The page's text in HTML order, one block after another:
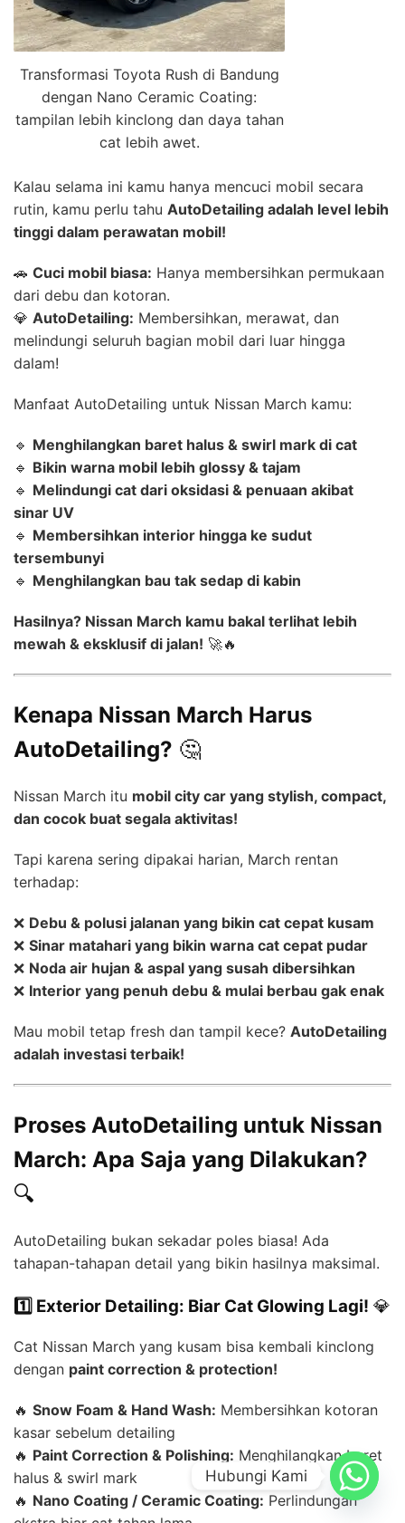
Transformasi Toyota Rush di Bandung
dengan Nano Ceramic Coating:
tampilan lebih kinclong dan daya tahan
cat lebih awet.
Kalau selama ini kamu hanya mencuci mobil secara
rutin, kamu perlu tahu AutoDetailing adalah level lebih
tinggi dalam perawatan mobil!
🚗 Cuci mobil biasa: Hanya membersihkan permukaan
dari debu dan kotoran.
💎 AutoDetailing: Membersihkan, merawat, dan
melindungi seluruh bagian mobil dari luar hingga
dalam!
Manfaat AutoDetailing untuk Nissan March kamu:
🔹 Menghilangkan baret halus & swirl mark di cat
🔹 Bikin warna mobil lebih glossy & tajam
🔹 Melindungi cat dari oksidasi & penuaan akibat
sinar UV
🔹 Membersihkan interior hingga ke sudut
tersembunyi
🔹 Menghilangkan bau tak sedap di kabin
Hasilnya? Nissan March kamu bakal terlihat lebih
mewah & eksklusif di jalan! 🚀🔥
Kenapa Nissan March Harus
AutoDetailing? 🤔
Nissan March itu mobil city car yang stylish, compact,
dan cocok buat segala aktivitas!
Tapi karena sering dipakai harian, March rentan
terhadap:
❌ Debu & polusi jalanan yang bikin cat cepat kusam
❌ Sinar matahari yang bikin warna cat cepat pudar
❌ Noda air hujan & aspal yang susah dibersihkan
❌ Interior yang penuh debu & mulai berbau gak enak
Mau mobil tetap fresh dan tampil kece? AutoDetailing
adalah investasi terbaik!
Proses AutoDetailing untuk Nissan
March: Apa Saja yang Dilakukan?
🔍
AutoDetailing bukan sekadar poles biasa! Ada
tahapan-tahapan detail yang bikin hasilnya maksimal.
1️⃣ Exterior Detailing: Biar Cat Glowing Lagi! 💎
Cat Nissan March yang kusam bisa kembali kinclong
dengan paint correction & protection!
🔥 Snow Foam & Hand Wash: Membersihkan kotoran
kasar sebelum detailing
🔥 Paint Correction & Polishing: Menghilangkan baret
halus & swirl mark
🔥 Nano Coating / Ceramic Coating: Perlindungan
Hubungi Kami